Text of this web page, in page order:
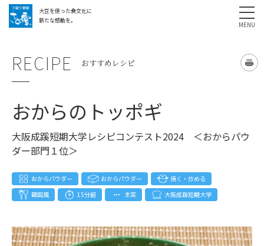
大豆を使った食文化に
新たな感動を。
採用情報
RECIPE おすすめレシピ
おからのトッポギ
大阪成蹊短期大学レシピコンテスト2024 ＜おからパウ
ダー部門１位＞
おからパウダー おからパウダー
焼く・炒める
韓国風
15分超 主菜 大阪成蹊短期大学